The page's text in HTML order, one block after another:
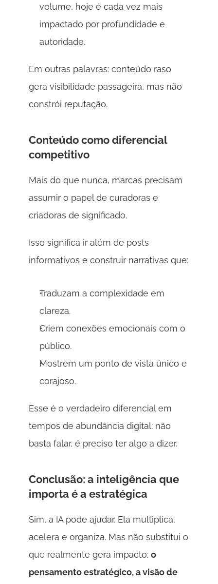
volume, hoje é cada vez mais
impactado por profundidade e
autoridade.
Em outras palavras: conteúdo raso
gera visibilidade passageira, mas não
constrói reputação.
Conteúdo como diferencial
competitivo
Mais do que nunca, marcas precisam
assumir o papel de curadoras e
criadoras de significado.
Isso significa ir além de posts
Traduzam a complexidade em
clareza.
Criem conexões emocionais com o
público.
Mostrem um ponto de vista único e
corajoso.
Esse é o verdadeiro diferencial em
tempos de abundância digital: não
basta falar, é preciso ter algo a dizer.
Conclusão: a inteligência que
importa é a estratégica
Sim, a IA pode ajudar. Ela multiplica,
acelera e organiza. Mas não substitui o
que realmente gera impacto: o
pensamento estratégico, a visão de